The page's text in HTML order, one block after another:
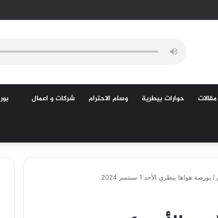
مقالات حوارات بيطرية وسام الاحترام شركات و اعمال
/ بورصة هواها بيطري الأحد 1 سبتمبر 2024